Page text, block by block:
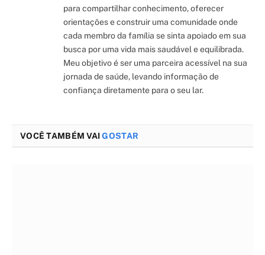
para compartilhar conhecimento, oferecer
orientações e construir uma comunidade onde
cada membro da família se sinta apoiado em sua
busca por uma vida mais saudável e equilibrada.
Meu objetivo é ser uma parceira acessível na sua
jornada de saúde, levando informação de
confiança diretamente para o seu lar.
VOCÊ TAMBÉM VAIGOSTAR